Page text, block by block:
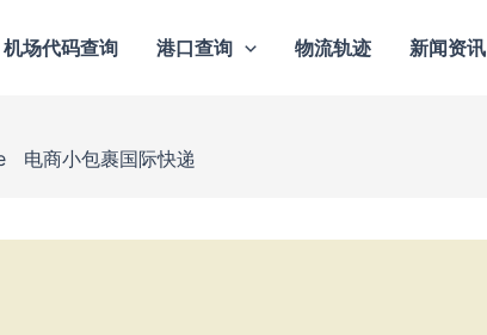
机场代码查询 港口查询 物流轨迹 新闻资讯
电商小包裹国际快递